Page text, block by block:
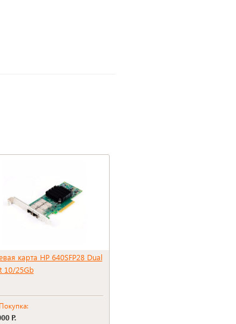
карта HP 640SFP28 Dual
10/25Gb
Покупка:
Р.